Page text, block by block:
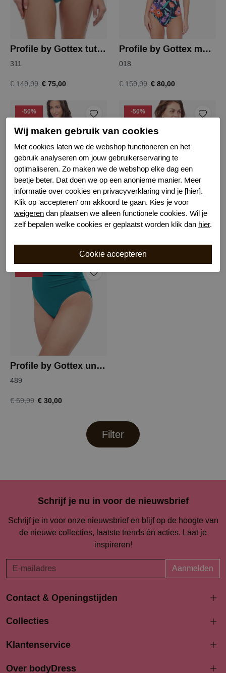
Profile by Gottex tutti frutti badpak
311
€ 149,99 € 75,00
Profile by Gottex marguerite badpak
018
€ 159,99 € 80,00
-50%
Profile by Gottex marguerite badpak
018
€ 159,99 € 80,00
-50%
489
€ 119,99 € 60,00
-50%
Profile by Gottex unchain my heart slip
489
€ 59,99 € 30,00
Filter
Schrijf je nu in voor de nieuwsbrief
Schrijf je in voor onze nieuwsbrief en blijf op de hoogte van
de nieuwe collecties, laatste trends én acties. Laat je
inspireren!
Aanmelden
Contact & Openingstijden
Langestraat 94-96
033 4690704
Collecties
Klantenservice
Over bodyDress
Wij maken gebruik van cookies
Met cookies laten we de webshop functioneren en het
gebruik analyseren om jouw gebruikerservaring te
optimaliseren. Zo maken we de webshop elke dag een
beetje beter. Dat doen we op een anonieme manier. Meer
informatie over cookies en privacyverklaring vind je [hier].
Klik op 'accepteren' om akkoord te gaan. Kies je voor
weigeren dan plaatsen we alleen functionele cookies. Wil je
zelf bepalen welke cookies er geplaatst worden klik dan hier.